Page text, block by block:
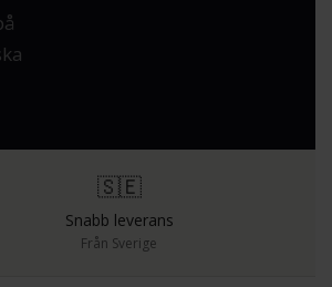
🇸🇪
Snabb leverans
Från Sverige